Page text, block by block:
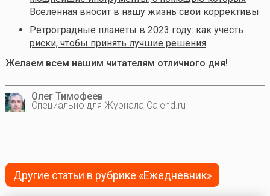
Вселенная вносит в нашу жизнь свои коррективы
Ретроградные планеты в 2023 году: как учесть
риски, чтобы принять лучшие решения
Желаем всем нашим читателям отличного дня!
Олег Тимофеев
Специально для Журнала Calend.ru
Другие статьи в рубрике «Ежедневник»